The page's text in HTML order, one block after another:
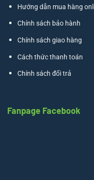
Hướng dẫn mua hàng
Chính sách bảo hành
Chính sách giao hàng
Cách thức thanh toán
Chính sách đổi trả
Fanpage Facebook